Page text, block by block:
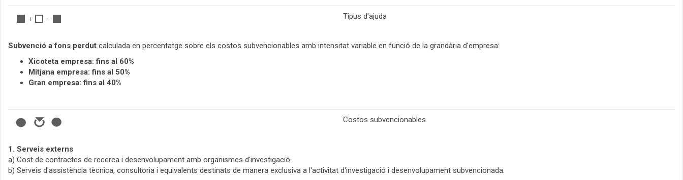
Tipus d'ajuda
Subvenció a fons perdut calculada en percentatge sobre els costos subvencionables amb intensitat variable en funció de la grandària d'empresa:
Xicoteta empresa: fins al 60%
Mitjana empresa: fins al 50%
Gran empresa: fins al 40%
Costos subvencionables
1. Serveis externs
a) Cost de contractes de recerca i desenvolupament amb organismes d'investigació.
b) Serveis d'assistència tècnica, consultoria i equivalents destinats de manera exclusiva a l'activitat d'investigació i desenvolupament subvencionada.